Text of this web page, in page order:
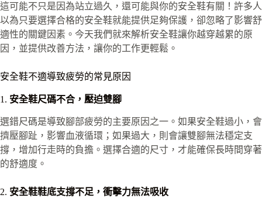
這可能不只是因為站立過久，還可能與你的安全鞋有關！許多人
以為只要選擇合格的安全鞋就能提供足夠保護，卻忽略了影響舒
適性的關鍵因素。今天我們就來解析安全鞋讓你越穿越累的原
因，並提供改善方法，讓你的工作更輕鬆。
安全鞋不適導致疲勞的常見原因
1. 安全鞋尺碼不合，壓迫雙腳
選錯尺碼是導致腳部疲勞的主要原因之一。如果安全鞋過小，會
擠壓腳趾，影響血液循環；如果過大，則會讓雙腳無法穩定支
撐，增加行走時的負擔。選擇合適的尺寸，才能確保長時間穿著
的舒適度。
2. 安全鞋鞋底支撐不足，衝擊力無法吸收